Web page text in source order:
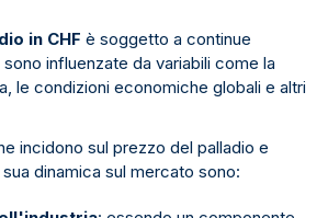
in CHF è soggetto a continue
influenzate da variabili come la
le condizioni economiche globali e altri
incidono sul prezzo del palladio e
dinamica sul mercato sono: